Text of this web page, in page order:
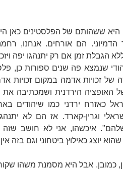
ששהותם של הפלסטינים כאן
הם אורחים. אנחנו,
הגבלת זמן אם רק יתנהגו יפה
שנמצא פה שנים ספורות כן,
זכויות אדמה במקום זכויות
האופציה הירדנית ושמכתיבה את
כאזרח ירדני כמו שיהודים
וגרין-קארד. אז הם לא
איכשהו, אני לא חושב שזה
יוצג כאילוץ ביטחוני וגם בזה
כמובן. אבל היא מסמנת משהו